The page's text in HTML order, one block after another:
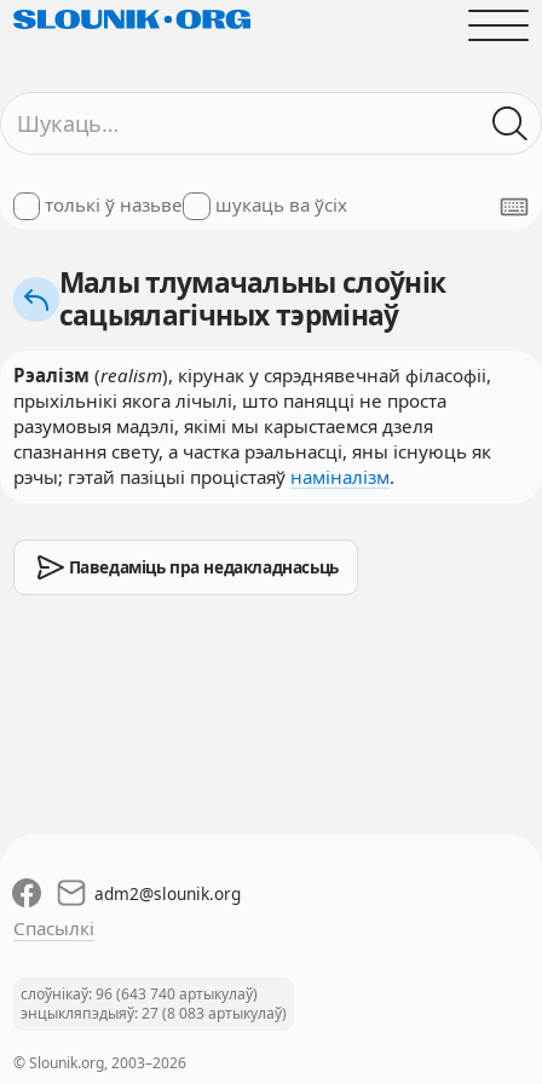
толькі ў назьве шукаць ва ўсіх
Малы тлумачальны слоўнік
сацыялагічных тэрмінаў
Рэалізм (realism), кірунак у сярэднявечнай філасофіі,
прыхільнікі якога лічылі, што паняцці не проста
разумовыя мадэлі, якімі мы карыстаемся дзеля
спазнання свету, а частка рэальнасці, яны існуюць як
рэчы; гэтай пазіцыі процістаяў наміналізм.
Паведаміць пра недакладнасьць
adm2@slounik.org
Спасылкі
слоўнікаў: 96 (643 740 артыкулаў)
энцыкляпэдыяў: 27 (8 083 артыкулаў)
© Slounik.org, 2003–2026